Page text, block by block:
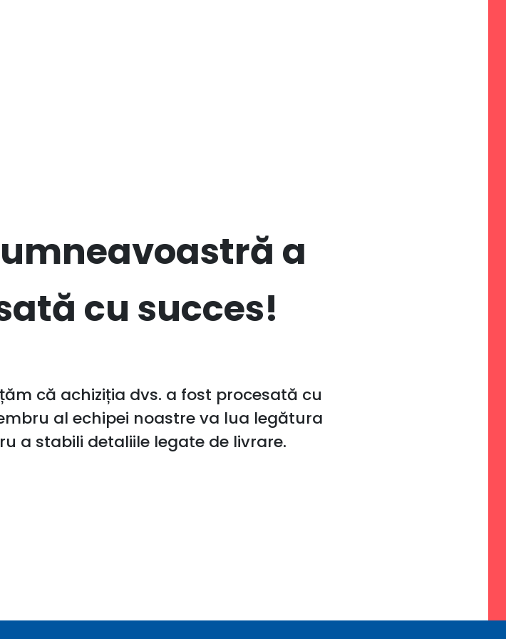
a
cu succes!
că achiziția dvs. a fost procesată cu
al echipei noastre va lua legătura
a stabili detaliile legate de livrare.